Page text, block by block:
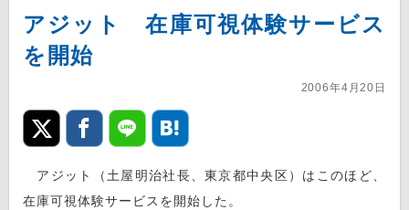
アジット 在庫可視体験サービス
を開始
2006年4月20日
アジット（土屋明治社長、東京都中央区）はこのほど、
在庫可視体験サービスを開始した。